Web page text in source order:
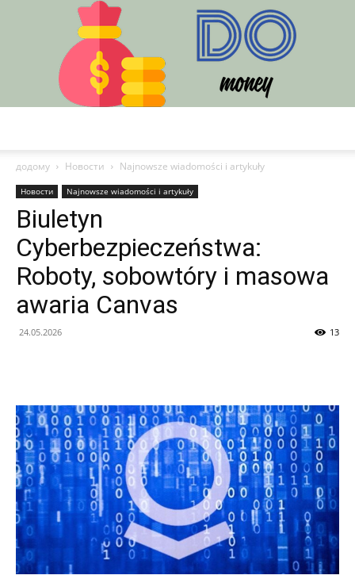
додому
Новости Najnowsze wiadomości i artykuły
Новости Najnowsze wiadomości i artykuły
Biuletyn
Cyberbezpieczeństwa:
Roboty, sobowtóry i masowa
awaria Canvas
24.05.2026 13